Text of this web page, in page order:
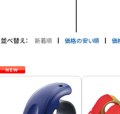
並べ替え： 新着順 価格の安い順 価